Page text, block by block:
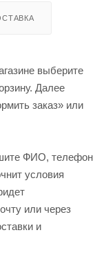
выберите
Далее
заказ» или
ФИО, телефон
условия
или через
и